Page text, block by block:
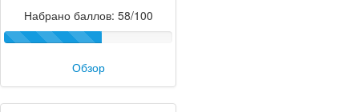
Набрано баллов: 58/100
Обзор